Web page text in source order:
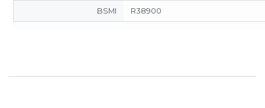
BSMI R38900